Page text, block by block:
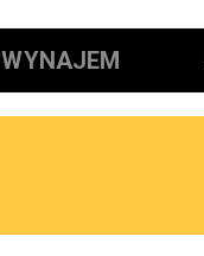
WYNAJEM